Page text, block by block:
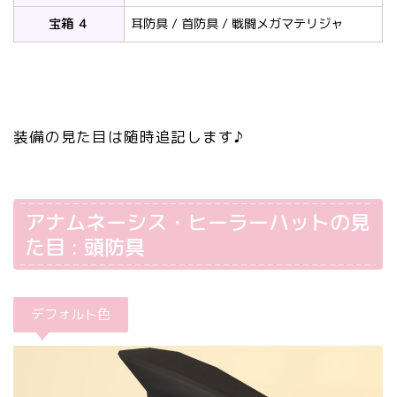
宝箱 ４
耳防具 / 首防具 / 戦闘メガマテリジャ
装備の見た目は随時追記します♪
アナムネーシス・ヒーラーハットの見
た目 : 頭防具
デフォルト色